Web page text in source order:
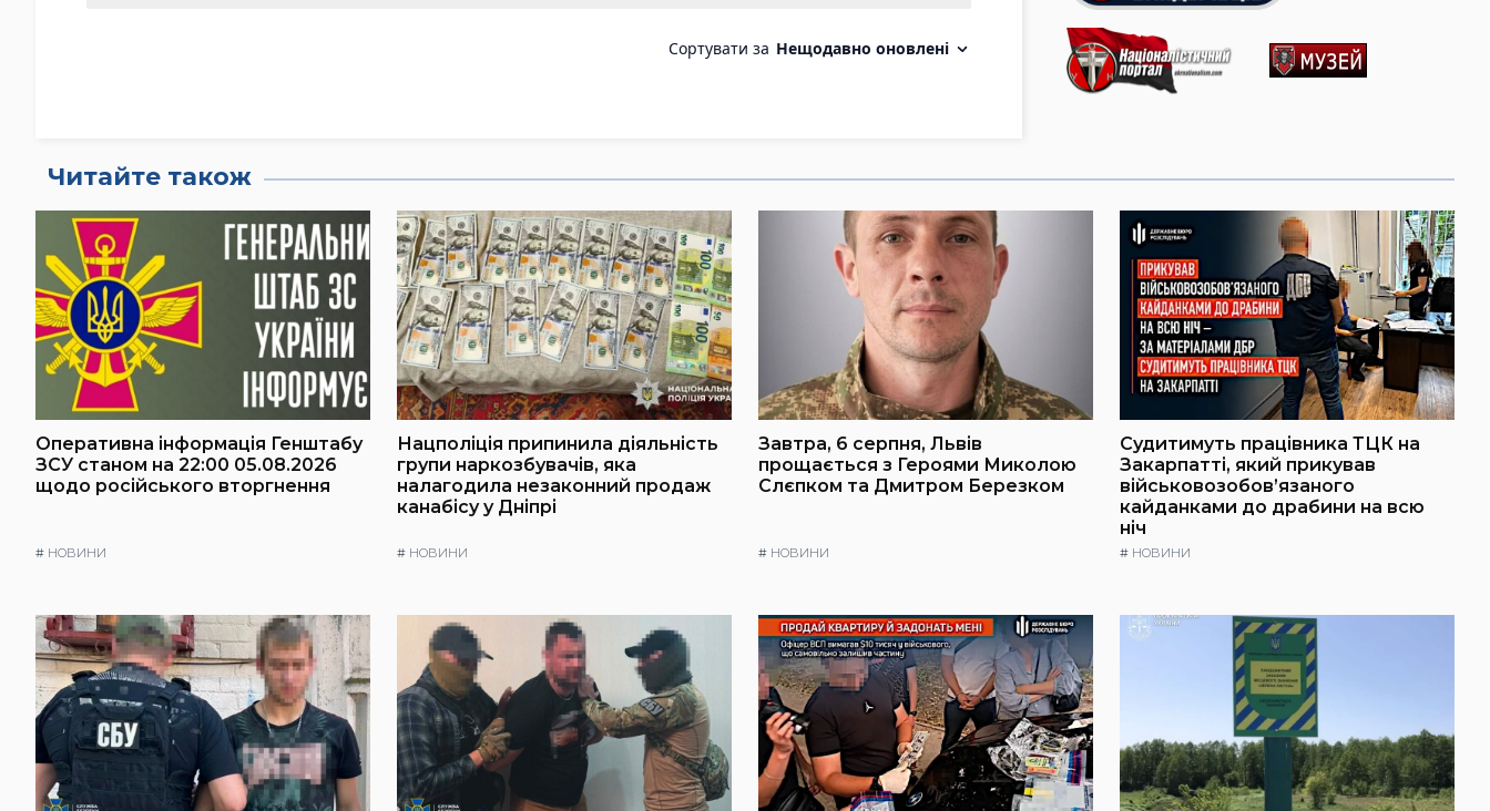
Читайте також
Оперативна інформація Генштабу
ЗСУ станом на 22:00 05.08.2026
щодо російського вторгнення
# НОВИНИ
Нацполіція припинила діяльність
групи наркозбувачів, яка
налагодила незаконний продаж
канабісу у Дніпрі
# НОВИНИ
Завтра, 6 серпня, Львів
прощається з Героями Миколою
Слєпком та Дмитром Березком
# НОВИНИ
Судитимуть працівника ТЦК на
Закарпатті, який прикував
військовозобов’язаного
кайданками до драбини на всю
ніч
# НОВИНИ